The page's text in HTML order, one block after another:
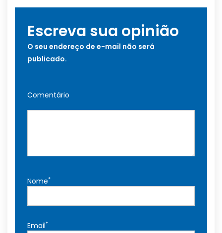
Escreva sua opinião
O seu endereço de e-mail não será
publicado.
Comentário
Nome*
Email*